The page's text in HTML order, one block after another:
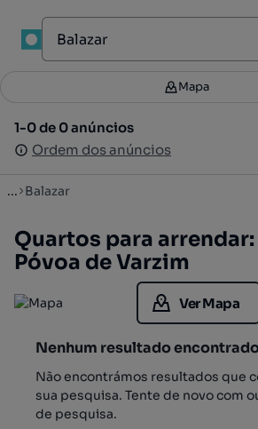
Filtros 3
1-0 de 0 anúncios
Ordem dos anúncios
Mapa
1-0 de 0 anúncios
Ordem dos anúncios
... Balazar
Quartos para arrendar:
Póvoa de Varzim
Ver Mapa
Nenhum resultado
Não encontrámos resultados que
sua pesquisa. Tente de novo com
de pesquisa.